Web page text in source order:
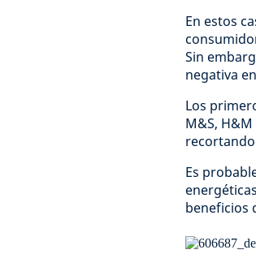
En estos
Sin
negativa
Los
M&S,
Es
beneficios